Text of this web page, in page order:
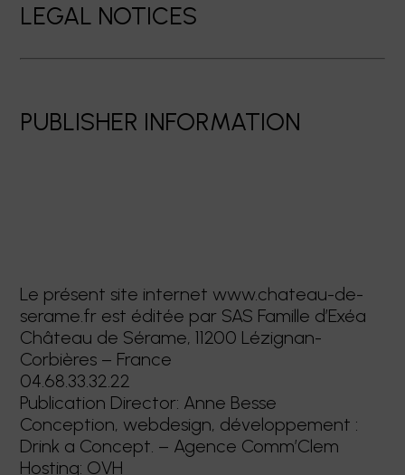
LEGAL NOTICES
PUBLISHER INFORMATION
Le présent site internet www.chateau-de-
serame.fr est éditée par SAS Famille d’Exéa
Château de Sérame, 11200 Lézignan-
Corbières – France
04.68.33.32.22
Publication Director: Anne Besse
Conception, webdesign, développement :
Drink a Concept. – Agence Comm’Clem
Hosting: OVH